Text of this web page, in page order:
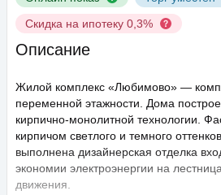
Скидка на ипотеку 0,3%
Описание
Жилой комплекс «Любимово» —
переменной этажности. Дома
кирпично-монолитной технологии.
кирпичом светлого и темного
выполнена дизайнерская отделка
экономии электроэнергии на
движения.